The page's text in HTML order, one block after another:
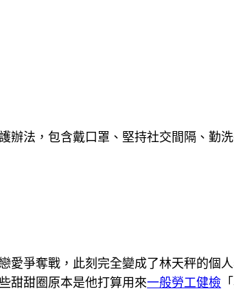
辦法，包含戴口罩、堅持社交間隔、勤
愛爭奪戰，此刻完全變成了林天秤的個
甜甜圈原本是他打算用來一般勞工健檢